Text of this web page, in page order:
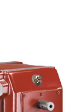
& Pavesi